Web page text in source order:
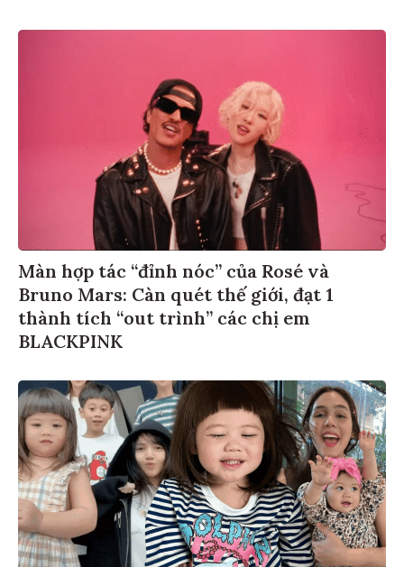
Màn hợp tác “đỉnh nóc” của Rosé và
Bruno Mars: Càn quét thế giới, đạt 1
thành tích “out trình” các chị em
BLACKPINK